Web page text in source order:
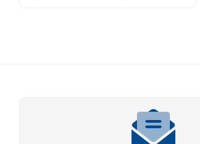
0.004